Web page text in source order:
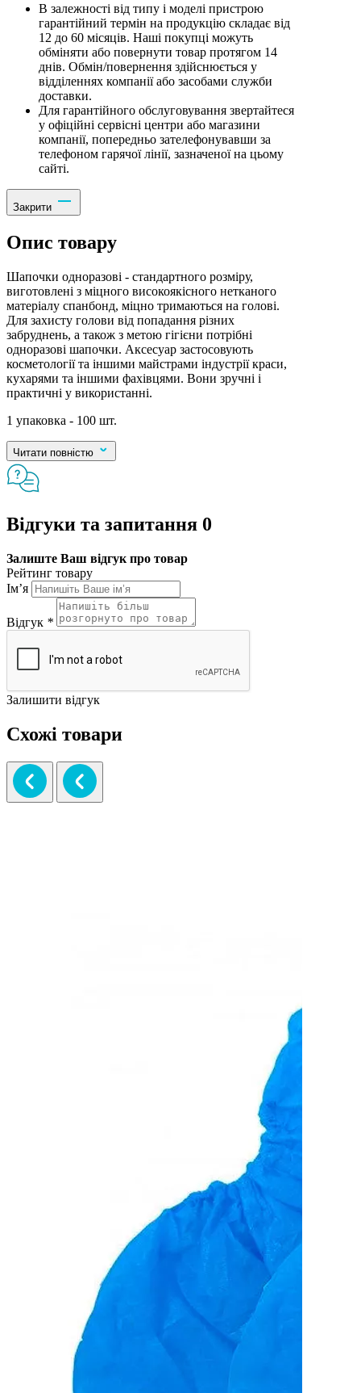
В залежності від типу і моделі пристрою
гарантійний термін на продукцію складає від
12 до 60 місяців. Наші покупці можуть
обміняти або повернути товар протягом 14
днів. Обмін/повернення здійснюється у
відділеннях компанії або засобами служби
доставки.
Для гарантійного обслуговування звертайтеся
у офіційні сервісні центри або магазини
компанії, попередньо зателефонувавши за
телефоном гарячої лінії, зазначеної на цьому
сайті.
Закрити
Опис товару
Шапочки одноразові - стандартного розміру,
виготовлені з міцного високоякісного нетканого
матеріалу спанбонд, міцно тримаються на голові.
Для захисту голови від попадання різних
забруднень, а також з метою гігієни потрібні
одноразові шапочки. Аксесуар застосовують
косметології та іншими майстрами індустрії краси,
кухарями та іншими фахівцями. Вони зручні і
практичні у використанні.
1 упаковка - 100 шт.
Читати повністю
Відгуки та запитання 0
Залиште Ваш відгук про товар
Рейтинг товару
Ім’я
Відгук *
Залишити відгук
Схожі товари